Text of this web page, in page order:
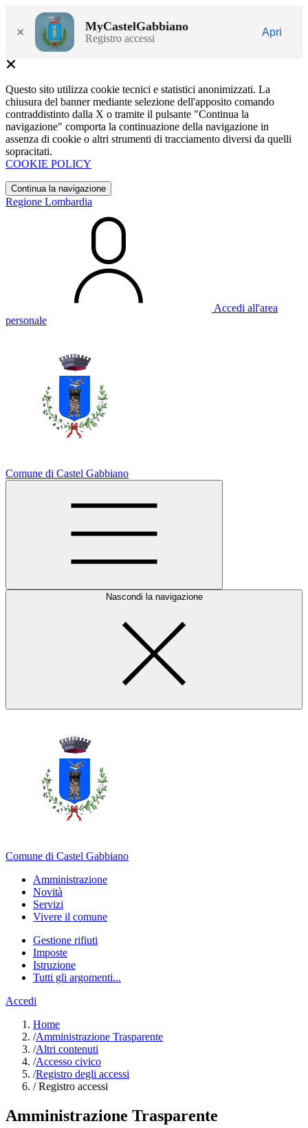
× MyCastelGabbiano
Registro accessi
Apri
Questo sito utilizza cookie tecnici e statistici anonimizzati. La
chiusura del banner mediante selezione dell'apposito comando
contraddistinto dalla X o tramite il pulsante "Continua la
navigazione" comporta la continuazione della navigazione in
assenza di cookie o altri strumenti di tracciamento diversi da quelli
sopracitati.
COOKIE POLICY
Continua la navigazione
Regione Lombardia
Accedi all'area
personale
Comune di Castel Gabbiano
Nascondi la navigazione
Comune di Castel Gabbiano
Amministrazione
Novità
Servizi
Vivere il comune
Gestione rifiuti
Imposte
Istruzione
Tutti gli argomenti...
Accedi
Home
/Amministrazione Trasparente
/Altri contenuti
/Accesso civico
/Registro degli accessi
/Registro accessi
Amministrazione Trasparente